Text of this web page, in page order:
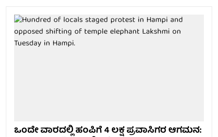
ಒಂದೇ ವಾರದಲ್ಲಿ ಹಂಪಿಗೆ 4 ಲಕ್ಷ ಪ್ರವಾಸಿಗರ ಆಗಮನ: